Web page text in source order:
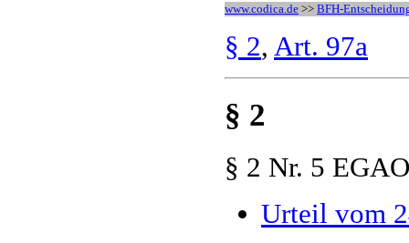
www.codica.de >> BFH-
§ 2, Art. 97a
§ 2
§ 2 Nr. 5 EGAO
Urteil vom